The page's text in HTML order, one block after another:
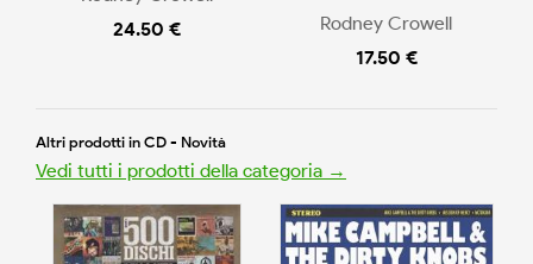
24.50 €
Rodney Crowell
17.50 €
Altri prodotti in CD - Novità
Vedi tutti i prodotti della categoria →